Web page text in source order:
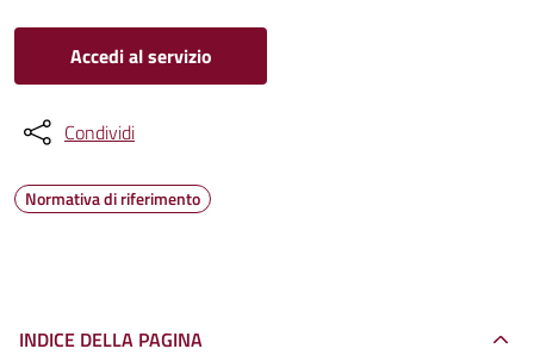
Accedi al servizio
Condividi
Normativa di riferimento
INDICE DELLA PAGINA